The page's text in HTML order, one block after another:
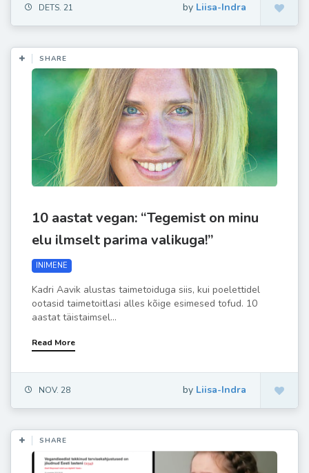
DETS. 21 by Liisa-Indra
SHARE
10 aastat vegan: “Tegemist on minu
elu ilmselt parima valikuga!”
INIMENE
Kadri Aavik alustas taimetoiduga siis, kui poelettidel
ootasid taimetoitlasi alles kõige esimesed tofud. 10
aastat täistaimsel...
Read More
NOV. 28 by Liisa-Indra
SHARE